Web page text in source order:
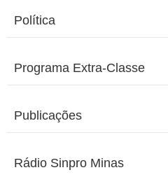
Política
Programa Extra-Classe
Publicações
Rádio Sinpro Minas